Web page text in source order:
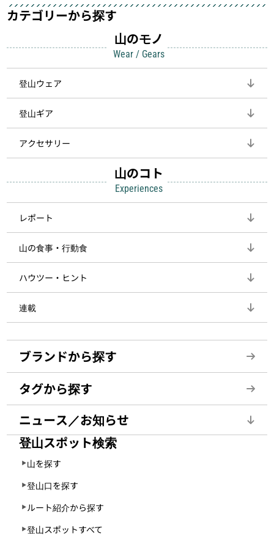
カテゴリーから探す
山のモノ
Wear / Gears
登山ウェア
登山ギア
アクセサリー
山のコト
Experiences
レポート
山の食事・行動食
ハウツー・ヒント
連載
ブランドから探す
タグから探す
ニュース／お知らせ
登山スポット検索
山を探す
登山口を探す
ルート紹介から探す
登山スポットすべて